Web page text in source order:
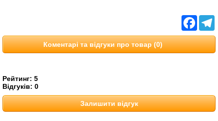
Коментарі та відгуки про товар (0)
Рейтинг: 5
Відгуків: 0
Залишити відгук